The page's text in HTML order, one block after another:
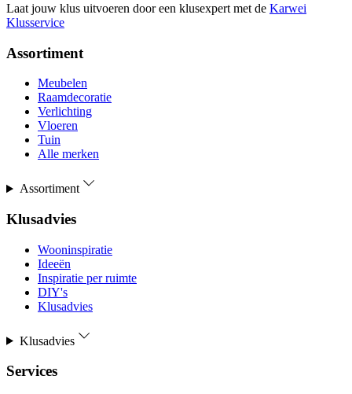
Laat jouw klus uitvoeren door een klusexpert met de Karwei
Klusservice
Assortiment
Meubelen
Raamdecoratie
Verlichting
Vloeren
Tuin
Alle merken
Assortiment
Klusadvies
Wooninspiratie
Ideeën
Inspiratie per ruimte
DIY's
Klusadvies
Klusadvies
Services